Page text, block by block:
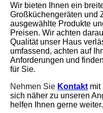
Wir bieten Ihnen ein
Großküchengeräten und
ausgewählte Produkte
Preisen. Wir achten
Qualität unser Haus
umfassend, achten auf
Anforderungen und
für Sie.
Nehmen Sie Kontakt mit
sich näher zu unseren
helfen Ihnen gerne weiter.